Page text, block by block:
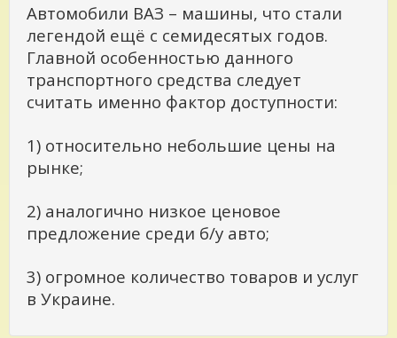
Автомобили ВАЗ – машины, что стали
легендой ещё с семидесятых годов.
Главной особенностью данного
транспортного средства следует
считать именно фактор доступности:
1) относительно небольшие цены на
рынке;
2) аналогично низкое ценовое
предложение среди б/у авто;
3) огромное количество товаров и услуг
в Украине.